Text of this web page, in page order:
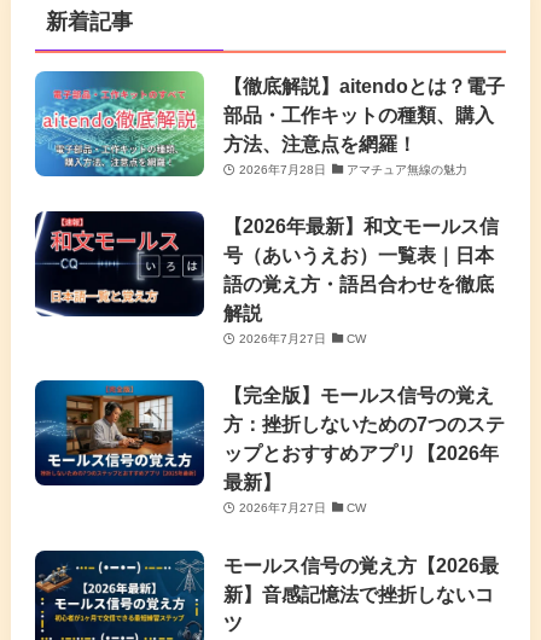
新着記事
【徹底解説】aitendoとは？電子
部品・工作キットの種類、購入
方法、注意点を網羅！
2026年7月28日 アマチュア無線の魅力
【2026年最新】和文モールス信
号（あいうえお）一覧表｜日本
語の覚え方・語呂合わせを徹底
解説
2026年7月27日 CW
【完全版】モールス信号の覚え
方：挫折しないための7つのステ
ップとおすすめアプリ【2026年
最新】
2026年7月27日 CW
モールス信号の覚え方【2026最
新】音感記憶法で挫折しないコ
ツ